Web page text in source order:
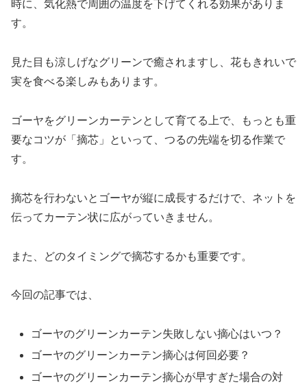
時に、気化熱で周囲の温度を下げてくれる効果がありま
す。
見た目も涼しげなグリーンで癒されますし、花もきれいで
実を食べる楽しみもあります。
ゴーヤをグリーンカーテンとして育てる上で、もっとも重
要なコツが「摘芯」といって、つるの先端を切る作業で
す。
摘芯を行わないとゴーヤが縦に成長するだけで、ネットを
伝ってカーテン状に広がっていきません。
また、どのタイミングで摘芯するかも重要です。
今回の記事では、
ゴーヤのグリーンカーテン失敗しない摘心はいつ？
ゴーヤのグリーンカーテン摘心は何回必要？
ゴーヤのグリーンカーテン摘心が早すぎた場合の対